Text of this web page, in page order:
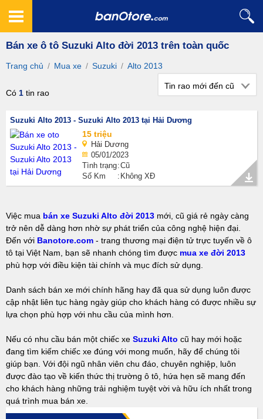
Bán xe ô tô Suzuki Alto đời 2013 trên toàn quốc
Trang chủ / Mua xe / Suzuki / Alto 2013
Có 1 tin rao
Tin rao mới đến cũ
Suzuki Alto 2013 - Suzuki Alto 2013 tại Hải Dương
15 triệu
Hải Dương
05/01/2023
Tình trạng Cũ
Số Km
Không XĐ
Việc mua bán xe Suzuki Alto đời 2013 mới, cũ giá rẻ ngày càng
trở nên dễ dàng hơn nhờ sự phát triển của công nghệ hiện đại.
Đến với Banotore.com - trang thương mại điện tử trực tuyến về ô
tô tại Việt Nam, bạn sẽ nhanh chóng tìm được mua xe đời 2013
phù hợp với điều kiện tài chính và mục đích sử dụng.
Danh sách bán xe mới chính hãng hay đã qua sử dụng luôn được
cập nhật liên tục hàng ngày giúp cho khách hàng có được nhiều sự
lựa chọn phù hợp với nhu cầu của mình hơn.
Nếu có nhu cầu bán một chiếc xe Suzuki Alto cũ hay mới hoặc
đang tìm kiếm chiếc xe đúng với mong muốn, hãy để chúng tôi
giúp bạn. Với đội ngũ nhân viên chu đáo, chuyên nghiệp, luôn
được đào tạo về kiến thức thị trường ô tô, hứa hẹn sẽ mang đến
cho khách hàng những trải nghiệm tuyệt vời và hữu ích nhất trong
quá trình mua bán xe.